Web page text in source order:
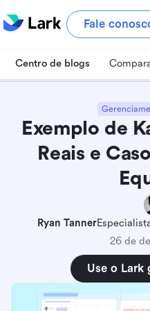
Fale
Centro de blogs
Exemplo de
Reais e
Ryan Tanner
26 de
Use o Lark